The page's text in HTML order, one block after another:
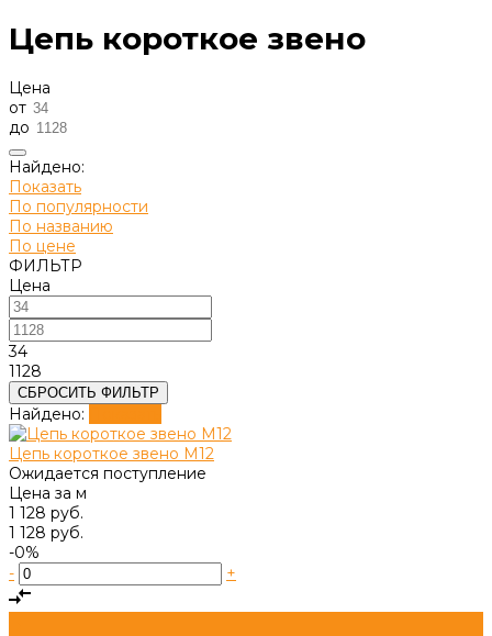
Цепь короткое звено
Цена
от
до
Найдено:
Показать
По популярности
По названию
По цене
ФИЛЬТР
Цена
34
1128
СБРОСИТЬ ФИЛЬТР
Найдено:
Цепь короткое звено М12
Ожидается поступление
Цена за м
1 128 руб.
1 128 руб.
-0%
-
+